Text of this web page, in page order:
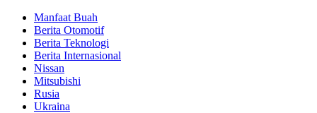
Manfaat Buah
Berita Otomotif
Berita Teknologi
Berita Internasional
Nissan
Mitsubishi
Rusia
Ukraina